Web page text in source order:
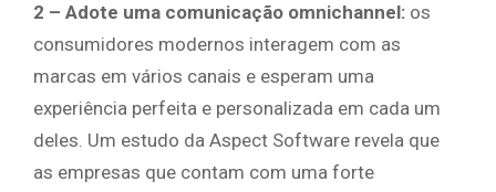
2 – Adote uma comunicação omnichannel: os
consumidores modernos interagem com as
marcas em vários canais e esperam uma
experiência perfeita e personalizada em cada um
deles. Um estudo da Aspect Software revela que
as empresas que contam com uma forte